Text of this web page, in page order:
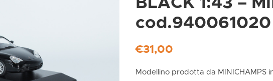
cod.940061020
€31,00
Modellino prodotta da MINICHAMPS